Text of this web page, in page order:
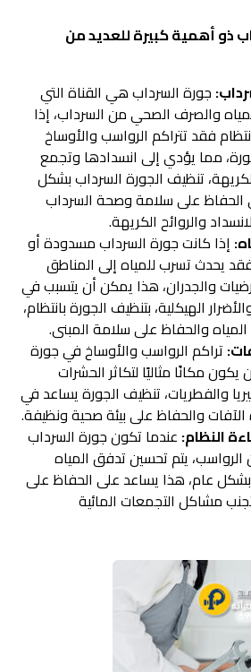
ذو أهمية كبيرة للعديد من
جورة السرداب هي القناة التي
والصرف الصحي من السرداب، إذا
فقد تتراكم الرواسب والأوساخ
مما يؤدي إلى انسدادها وتجمع
تنظيف الجورة السرداب بشكل
على سلامة وصحة السرداب
والروائح الكريهة.
إذا كانت جورة السرداب مسدودة أو
فقد يحدث تسرب للمياه إلى المناطق
والجدران، هذا يمكن أن يتسبب في
الهيكلية، بتنظيف الجورة بانتظام،
والحفاظ على سلامة المبنى.
تراكم الرواسب والأوساخ في جورة
مكانًا مثاليًا لتكاثر الحشرات
والفطريات، تنظيف الجورة يساعد في
والحفاظ على بيئة صحية ونظيفة.
النظام: عندما تكون جورة السرداب
يتم تحسين تدفق المياه
عام، هذا يساعد على الحفاظ على
مشاكل التجمعات المائية